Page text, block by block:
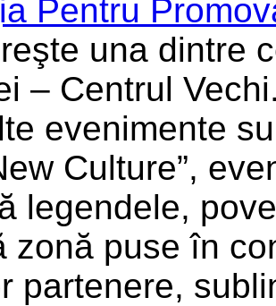
Pentru
una dintre
– Centrul
evenimente
Culture”,
legendele,
zonă puse în
partenere,